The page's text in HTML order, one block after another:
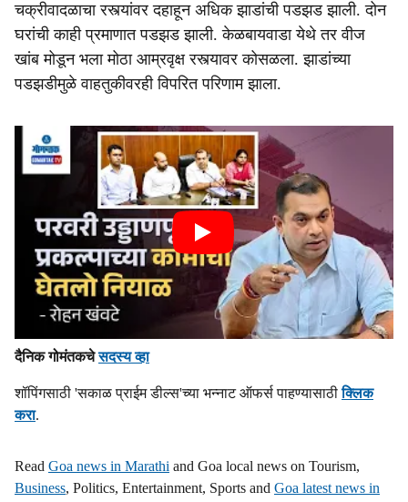
चक्रीवादळाचा रस्त्यांवर दहाहून अधिक झाडांची पडझड झाली. दोन
घरांची काही प्रमाणात पडझड झाली. केळबायवाडा येथे तर वीज
खांब मोडून भला मोठा आम्रवृक्ष रस्त्यावर कोसळला. झाडांच्या
पडझडीमुळे वाहतुकीवरही विपरित परिणाम झाला.
दैनिक गोमंतकचेसदस्य व्हा
शॉपिंगसाठी 'सकाळ प्राईम डील्स'च्या भन्नाट ऑफर्स पाहण्यासाठीक्लिक
करा.
Read Goa news in Marathi and Goa local news on Tourism,
Business, Politics, Entertainment, Sports and Goa latest news in